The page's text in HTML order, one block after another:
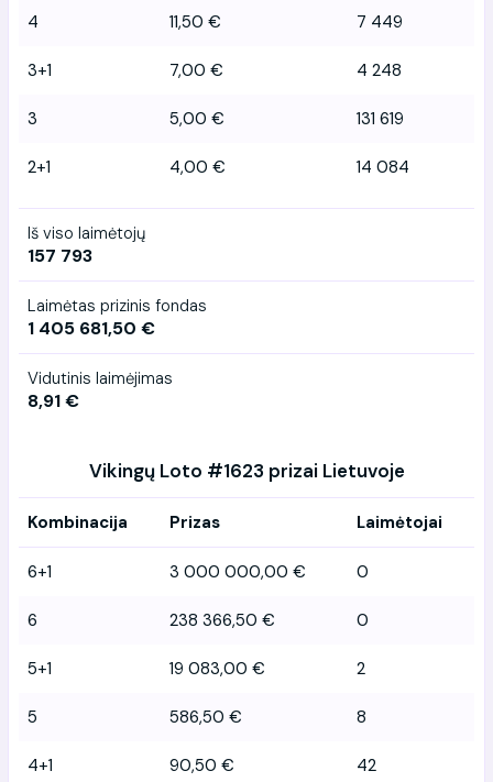
4 11,50 € 7 449
3+1 7,00 € 4 248
3 5,00 € 131 619
2+1 4,00 € 14 084
Iš viso laimėtojų
157 793
Laimėtas prizinis fondas
1 405 681,50 €
Vidutinis laimėjimas
8,91 €
Vikingų Loto #1623 prizai Lietuvoje
Kombinacija Prizas Laimėtojai
6+1 3 000 000,00 € 0
6 238 366,50 € 0
5+1 19 083,00 € 2
5 586,50 € 8
4+1 90,50 € 42